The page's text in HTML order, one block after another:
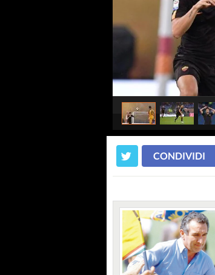
CONDIVIDI